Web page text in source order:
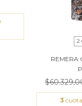
2
REMERA
3